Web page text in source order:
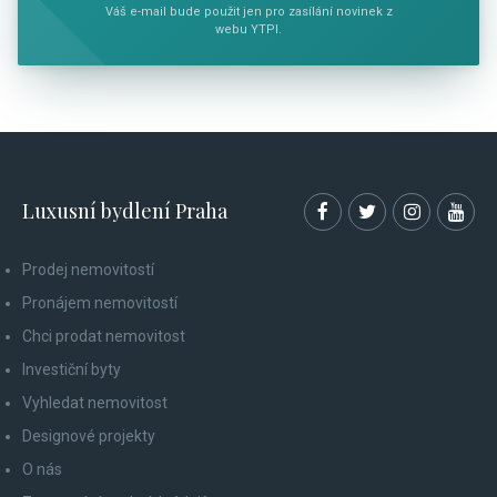
Váš e-mail bude použit jen pro zasílání novinek z
webu YTPI.
Luxusní bydlení Praha
Prodej nemovitostí
Pronájem nemovitostí
Chci prodat nemovitost
Investiční byty
Vyhledat nemovitost
Designové projekty
O nás